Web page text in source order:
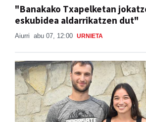
"Banakako Txapelketan
eskubidea aldarrikatzen dut"
Aiurri abu 07, 12:00 URNIETA